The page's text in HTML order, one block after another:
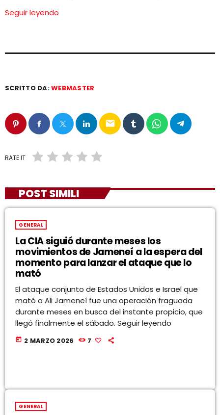
Seguir leyendo
SCRITTO DA:WEBMASTER
email
RATE IT
POST SIMILI
GENERAL
La CIA siguió durante meses los
movimientos de Jameneí a la espera del
momento para lanzar el ataque que lo
mató
El ataque conjunto de Estados Unidos e Israel que
mató a Ali Jameneí fue una operación fraguada
durante meses en busca del instante propicio, que
llegó finalmente el sábado. Seguir leyendo
today 2 MARZO 2026 7
GENERAL